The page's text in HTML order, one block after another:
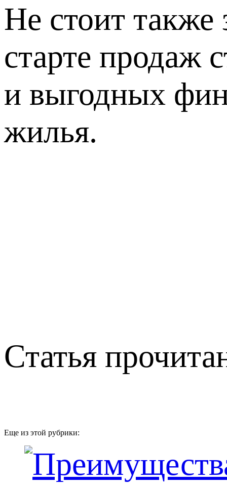
Не стоит также
старте продаж
и выгодных
жилья.
Статья
Еще из этой рубрики: